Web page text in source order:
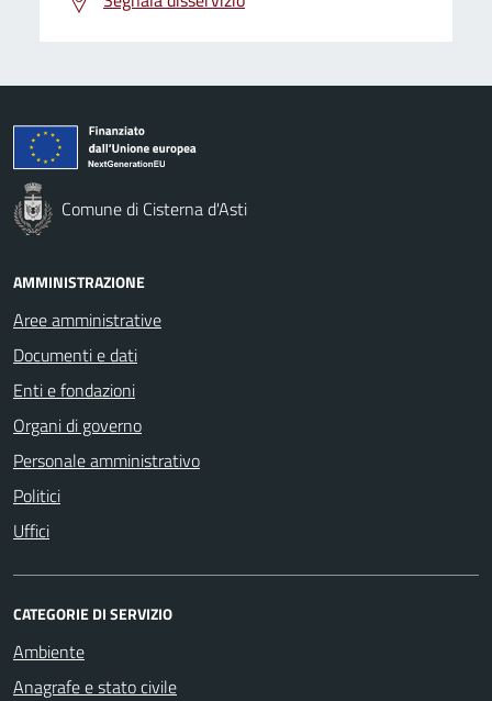
Comune di Cisterna d'Asti
AMMINISTRAZIONE
Aree amministrative
Documenti e dati
Enti e fondazioni
Organi di governo
Personale amministrativo
Politici
Uffici
CATEGORIE DI SERVIZIO
Ambiente
Anagrafe e stato civile